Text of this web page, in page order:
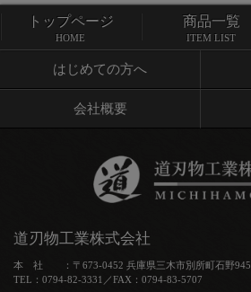
トップページ
はじめての方へ
会社概要
トップページ
HOME
商品一覧
ITEM LIST
道刃物工業株式会社
本 社 ：〒673-0452 兵庫県三木市別所町石野
TEL：0794-82-3331／FAX：0794-83-5707